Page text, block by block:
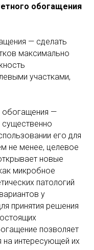
обогащения
— сделать
максимально
участками,
обогащения —
его для
не менее, целевое
новые
микробное
патологий
у
принятия решения
позволяет
на интересующей их